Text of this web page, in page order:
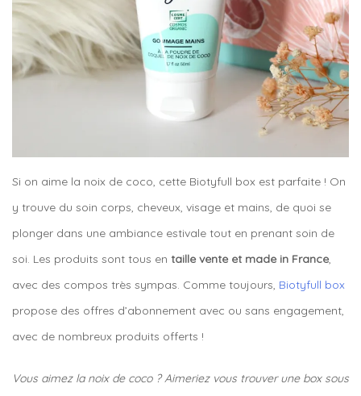
Si on aime la noix de coco, cette Biotyfull box est parfaite ! On
y trouve du soin corps, cheveux, visage et mains, de quoi se
plonger dans une ambiance estivale tout en prenant soin de
soi. Les produits sont tous en taille vente et made in France,
avec des compos très sympas. Comme toujours, Biotyfull box
propose des offres d’abonnement avec ou sans engagement,
avec de nombreux produits offerts !
Vous aimez la noix de coco ? Aimeriez vous trouver une box sous